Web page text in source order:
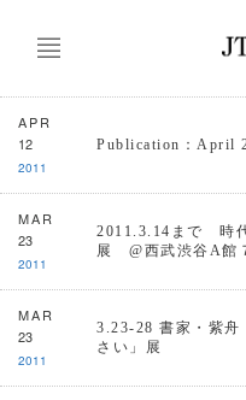
APR
12
2011
Publication：April
MAR
23
2011
2011.3.14まで 時
展 @西武渋谷A館
MAR
23
2011
3.23-28 書家・紫舟
さい」展